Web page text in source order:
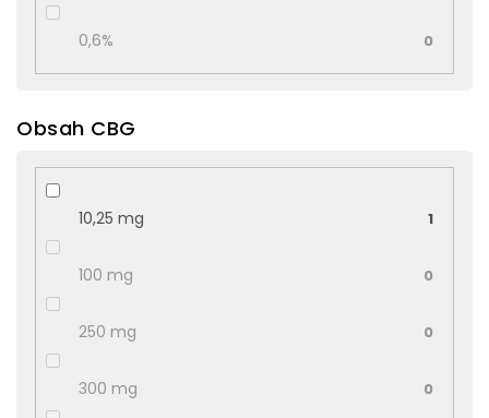
0,6% 0
Obsah CBG
10,25 mg 1
100 mg 0
250 mg 0
300 mg 0